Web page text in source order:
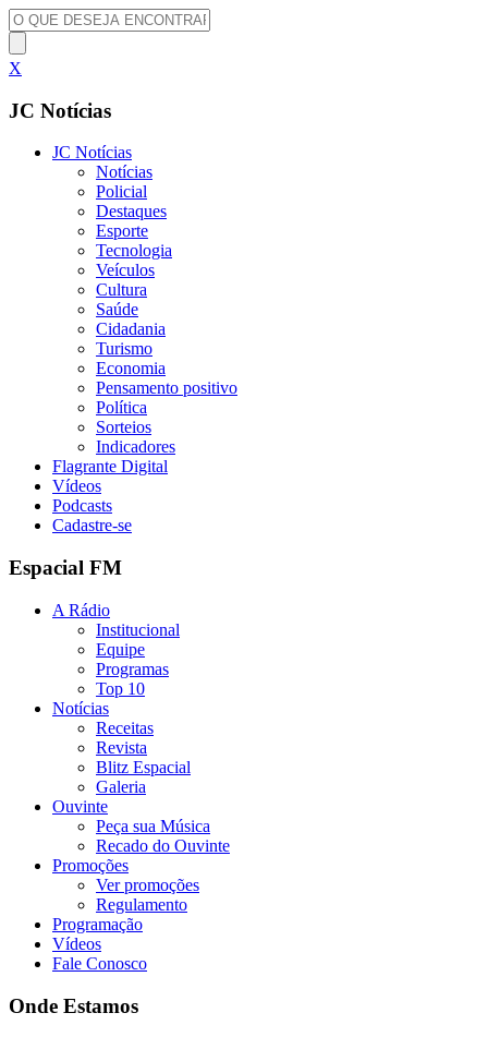
X
JC Notícias
JC Notícias
Notícias
Policial
Destaques
Esporte
Tecnologia
Veículos
Cultura
Saúde
Cidadania
Turismo
Economia
Pensamento positivo
Política
Sorteios
Indicadores
Flagrante Digital
Vídeos
Podcasts
Cadastre-se
Espacial FM
A Rádio
Institucional
Equipe
Programas
Top 10
Notícias
Receitas
Revista
Blitz Espacial
Galeria
Ouvinte
Peça sua Música
Recado do Ouvinte
Promoções
Ver promoções
Regulamento
Programação
Vídeos
Fale Conosco
Onde Estamos